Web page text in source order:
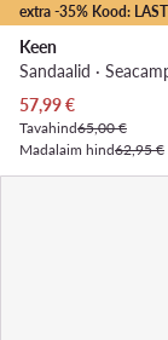
extra -35% Kood: LAST
Keen
Praegune hind
57,99€
Tavahind65,00 €
Madalaim hind62,95 €